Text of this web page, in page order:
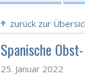
zurück zur
Spanische
25. Januar 2022